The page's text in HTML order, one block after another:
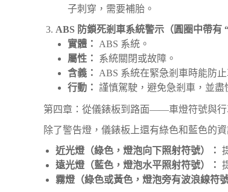
子刺穿，需要補胎。
ABS 防鎖死剎車系統警示（圓圈中帶有
實體：
ABS 系統。
屬性：
系統關閉或故障。
含義：
ABS 系統在緊急剎車時能防
行動： 謹慎駕駛，避免急剎車，並盡
第四章：從儀錶板到路面——車燈符號與行
除了警告燈，儀錶板上還有綠色和藍色的
近光燈（綠色，燈泡向下照射符號）：
遠光燈（藍色，燈泡水平照射符號）：
霧燈（綠色或黃色，燈泡旁有波浪線符號